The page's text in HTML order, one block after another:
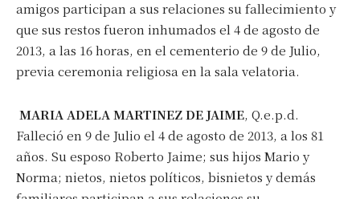
Suscribirme gratis
amigos participan a sus relaciones su fallecimiento y
que sus restos fueron inhumados el 4 de agosto de
2013, a las 16 horas, en el cementerio de 9 de Julio,
previa ceremonia religiosa en la sala velatoria.
MARIA ADELA MARTINEZ DE JAIME, Q.e.p.d.
Falleció en 9 de Julio el 4 de agosto de 2013, a los 81
años. Su esposo Roberto Jaime; sus hijos Mario y
Norma; nietos, nietos políticos, bisnietos y demás